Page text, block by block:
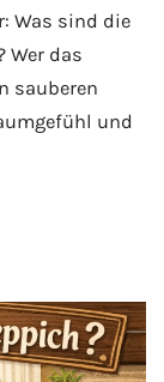
Was sind die
Wer das
sauberen
und